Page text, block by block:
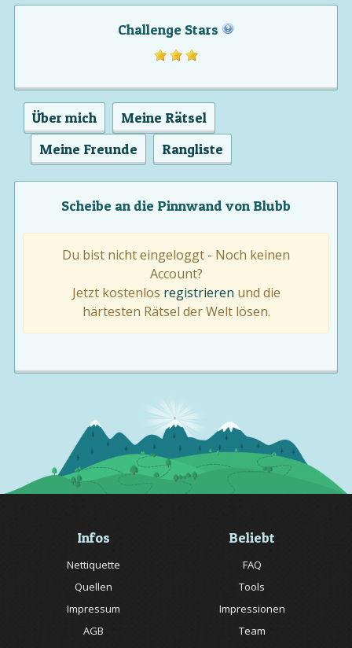
Challenge Stars
Über mich
Meine Rätsel
Meine Freunde
Rangliste
Scheibe an die Pinnwand von Blubb
Du bist nicht eingeloggt - Noch keinen
Account?
Jetzt kostenlos registrieren und die
härtesten Rätsel der Welt lösen.
Infos
Nettiquette
Quellen
Impressum
AGB
Beliebt
FAQ
Tools
Impressionen
Team